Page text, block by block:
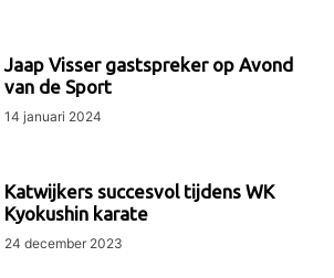
Jaap Visser gastspreker op Avond
van de Sport
14 januari 2024
Katwijkers succesvol tijdens WK
Kyokushin karate
24 december 2023